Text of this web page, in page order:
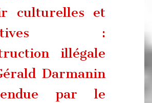
culturelles et
:
illégale
Darmanin
par le